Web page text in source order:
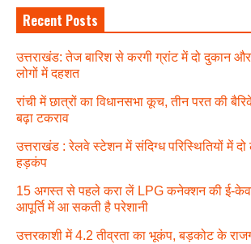
Recent Posts
उत्तराखंड: तेज बारिश से करगी ग्रांट में दो दुकान
लोगों में दहशत
रांची में छात्रों का विधानसभा कूच, तीन परत की
बढ़ा टकराव
उत्तराखंड : रेलवे स्टेशन में संदिग्ध परिस्थितियों में
हड़कंप
15 अगस्त से पहले करा लें LPG कनेक्शन की ई-
आपूर्ति में आ सकती है परेशानी
उत्तरकाशी में 4.2 तीव्रता का भूकंप, बड़कोट के